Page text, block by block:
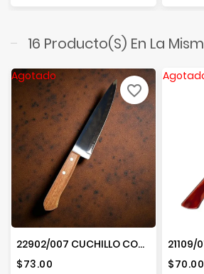
16 Producto(s) En La
Agotado
22902/007 CUCHILLO COCINA 7 "
Precio
$73.00
favorite_border
Precio
$70.00